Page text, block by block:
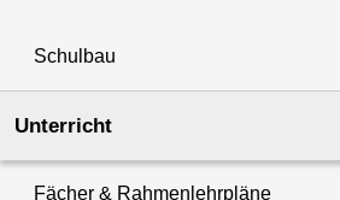
Schulbau
Unterricht
Fächer & Rahmenlehrpläne